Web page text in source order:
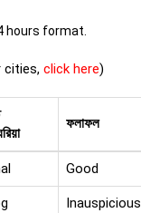
hours format.
cities, click here)
ফলাফল
Good
Inauspicious